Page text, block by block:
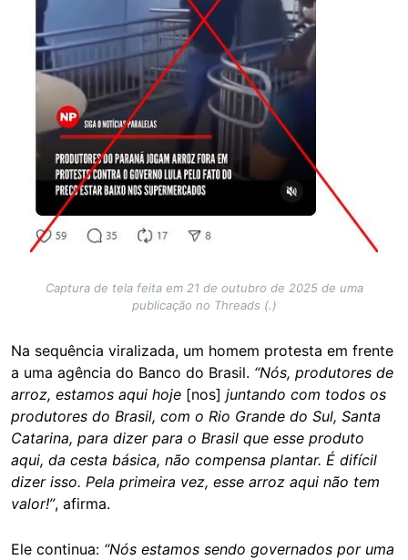
Captura de tela feita em 21 de outubro de 2025 de uma
publicação no Threads (.)
Na sequência viralizada, um homem protesta em frente
a uma agência do Banco do Brasil. “Nós, produtores de
arroz, estamos aqui hoje [nos] juntando com todos os
produtores do Brasil, com o Rio Grande do Sul, Santa
Catarina, para dizer para o Brasil que esse produto
aqui, da cesta básica, não compensa plantar. É difícil
dizer isso. Pela primeira vez, esse arroz aqui não tem
valor!”, afirma.
Ele continua: “Nós estamos sendo governados por uma